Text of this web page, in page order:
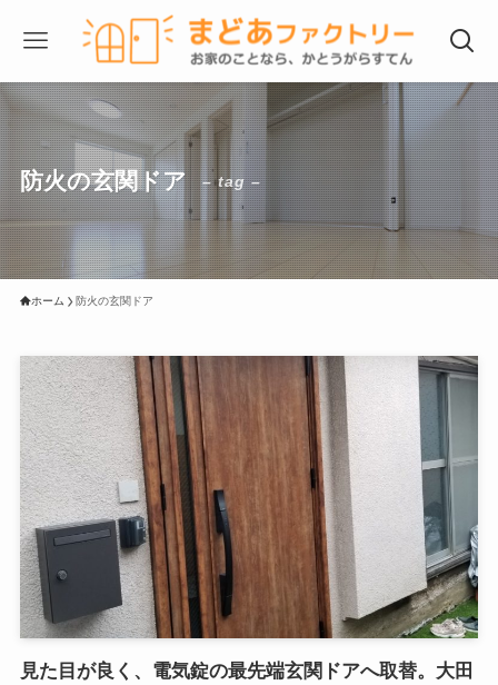
防火の玄関ドア – tag –
ホーム 防火の玄関ドア
見た目が良く、電気錠の最先端玄関ドアへ取替。大田